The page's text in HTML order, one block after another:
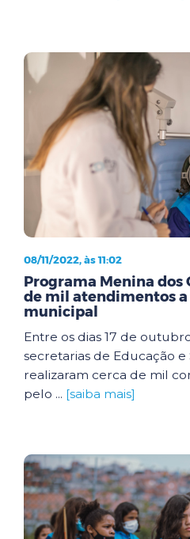
08/11/2022, às 11:02
Programa Menina dos
de mil atendimentos a
municipal
Entre os dias 17 de
secretarias de Educação
realizaram cerca de mil
pelo ... [saiba mais]